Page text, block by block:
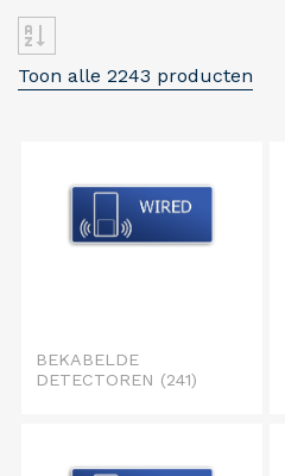
Toon alle 2243 producten
BEKABELDE
DETECTOREN (241)